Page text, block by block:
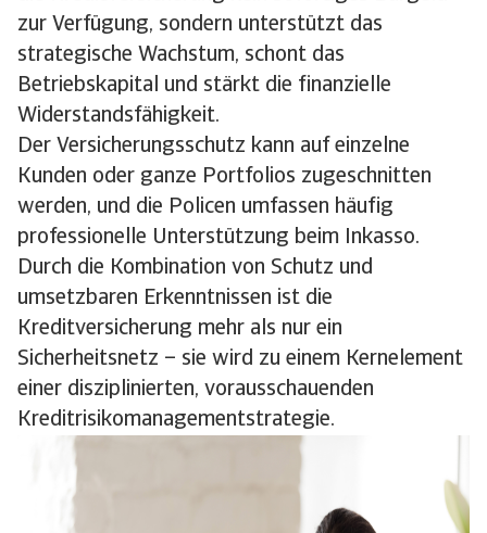
zur Verfügung, sondern unterstützt das
strategische Wachstum, schont das
Betriebskapital und stärkt die finanzielle
Widerstandsfähigkeit.
Der Versicherungsschutz kann auf einzelne
Kunden oder ganze Portfolios zugeschnitten
werden, und die Policen umfassen häufig
professionelle Unterstützung beim Inkasso.
Durch die Kombination von Schutz und
umsetzbaren Erkenntnissen ist die
Kreditversicherung mehr als nur ein
Sicherheitsnetz – sie wird zu einem Kernelement
einer disziplinierten, vorausschauenden
Kreditrisikomanagementstrategie.